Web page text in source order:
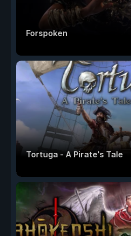
Forspoken
Tortuga - A Pirate's Tale